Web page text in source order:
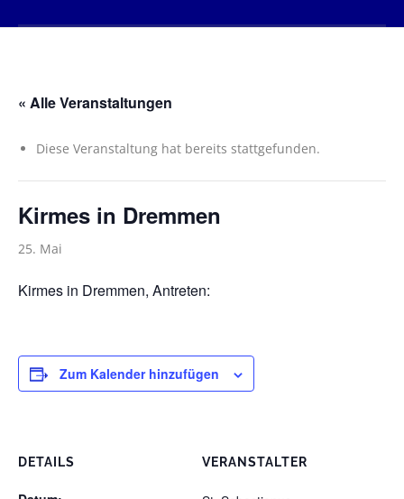
« Alle Veranstaltungen
Diese Veranstaltung hat bereits stattgefunden.
Kirmes in Dremmen
25. Mai
Kirmes in Dremmen, Antreten:
Zum Kalender hinzufügen
DETAILS VERANSTALTER